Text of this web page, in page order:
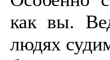
как вы.
людях